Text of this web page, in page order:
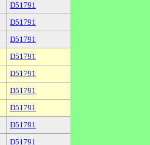
D51791
D51791
D51791
D51791
D51791
D51791
D51791
D51791
D51791